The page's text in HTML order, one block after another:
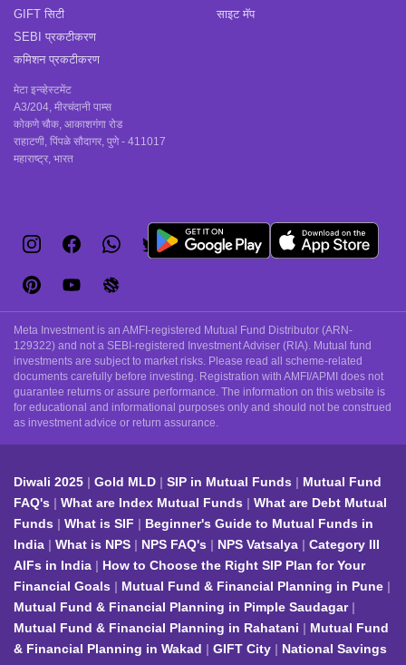
GIFT सिटी
SEBI प्रकटीकरण
कमिशन प्रकटीकरण
मेटा इन्व्हेस्टमेंट
A3/204, मीरचंदानी पाम्स
कोकणे चौक, आकाशगंगा रोड
राहाटणी, पिंपळे सौदागर, पुणे - 411017
महाराष्ट्र, भारत
साइट मॅप
Meta Investment is an AMFI-registered Mutual Fund Distributor (ARN-
129322) and not a SEBI-registered Investment Adviser (RIA). Mutual fund
investments are subject to market risks. Please read all scheme-related
documents carefully before investing. Registration with AMFI/APMI does not
guarantee returns or assure performance. The information on this website is
for educational and informational purposes only and should not be construed
as investment advice or return assurance.
Diwali 2025 Gold MLD SIP in Mutual Funds
Mutual Fund
FAQ's
What are Index Mutual Funds
What are Debt Mutual
Funds
What is SIF
Beginner's Guide to Mutual Funds in
India
What is NPS NPS FAQ's NPS Vatsalya
Category III
AIFs in India
How to Choose the Right SIP Plan for Your
Financial Goals
Mutual Fund & Financial Planning in Pune
Mutual Fund & Financial Planning in Pimple Saudagar
Mutual Fund & Financial Planning in Rahatani
Mutual Fund
& Financial Planning in Wakad
GIFT City
National Savings